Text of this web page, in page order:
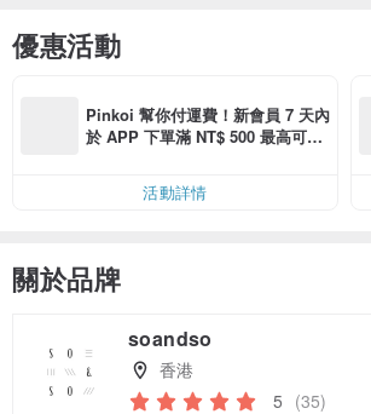
優惠活動
Pinkoi 幫你付運費！新會員 7 天內
於 APP 下單滿 NT$ 500 最高可折
活動詳情
關於品牌
soandso
香港
5 (35)